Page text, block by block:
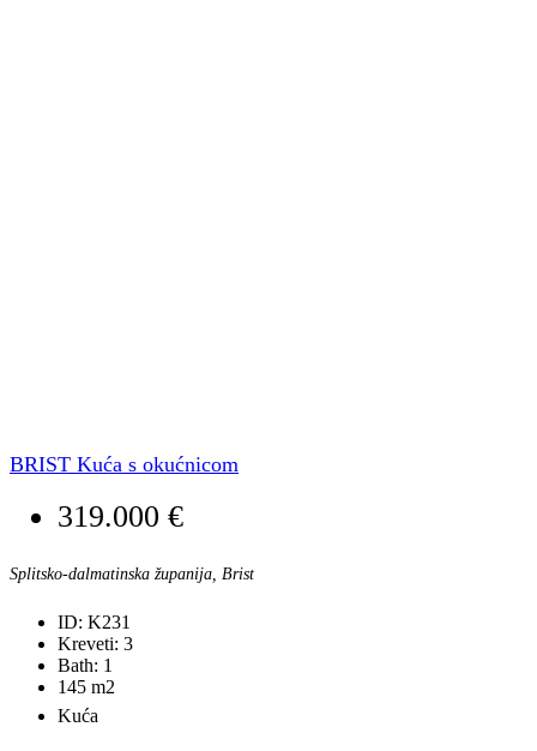
BRIST Kuća s okućnicom
319.000 €
Splitsko-dalmatinska županija, Brist
ID: K231
Kreveti: 3
Bath: 1
145 m2
Kuća